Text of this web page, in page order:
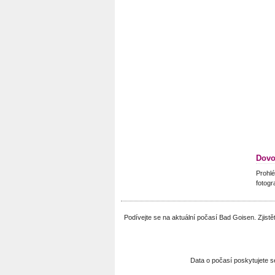
Podívejte se na aktuální počasí Bad Goisen.
Data o počasí poskytujete